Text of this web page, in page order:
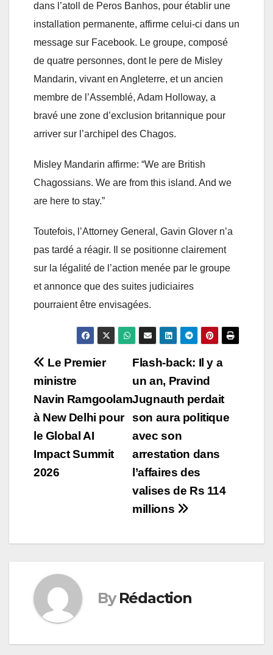
dans l’atoll de Peros Banhos, pour établir une
installation permanente, affirme celui-ci dans un
message sur Facebook. Le groupe, composé
de quatre personnes, dont le pere de Misley
Mandarin, vivant en Angleterre, et un ancien
membre de l’Assemblé, Adam Holloway, a
bravé une zone d’exclusion britannique pour
arriver sur l’archipel des Chagos.
Misley Mandarin affirme: “We are British
Chagossians. We are from this island. And we
are here to stay.”
Toutefois, l’Attorney General, Gavin Glover n’a
pas tardé a réagir. Il se positionne clairement
sur la légalité de l’action menée par le groupe
et annonce que des suites judiciaires
pourraient être envisagées.
Post
navigation
Flash-back: Il y a
un an, Pravind
Jugnauth perdait
son aura politique
avec son
arrestation dans
l’affaires des
valises de Rs 114
millions
Le Premier
ministre
Navin Ramgoolam
à New Delhi pour
le Global AI
Impact Summit
2026
By Rédaction